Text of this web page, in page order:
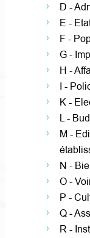
D -
E -
F -
G -
H -
I -
K -
L -
M -
N -
O -
P -
Q -
R -